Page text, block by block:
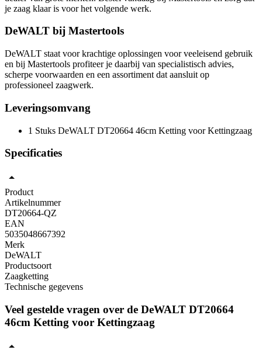
je zaag klaar is voor het volgende werk.
DeWALT bij Mastertools
DeWALT staat voor krachtige oplossingen voor veeleisend gebruik
en bij Mastertools profiteer je daarbij van specialistisch advies,
scherpe voorwaarden en een assortiment dat aansluit op
professioneel zaagwerk.
Leveringsomvang
1 Stuks DeWALT DT20664 46cm Ketting voor Kettingzaag
Specificaties
Product
Artikelnummer
DT20664-QZ
EAN
5035048667392
Merk
DeWALT
Productsoort
Zaagketting
Technische gegevens
Veel gestelde vragen over de DeWALT DT20664
46cm Ketting voor Kettingzaag